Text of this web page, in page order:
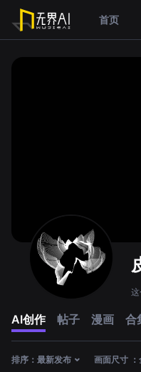
首页
AI创作 帖子 漫画 合
排序： 最新发布 画面尺寸 ：